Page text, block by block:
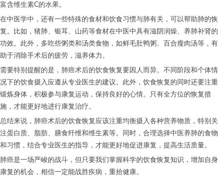
富含维生素C的水果。
在中医学中，还有一些特殊的食材和饮食习惯与肺有关，可以帮助肺的恢
复。比如，猪肺、银耳、山药等食材在中医中具有滋阴润燥、养肺补肾的
功效。此外，多吃些粥类和汤类食物，如鲜毛肚鸭粥、百合瘦肉汤等，有
助于消除手术后的疲劳，滋养体力。
需要特别提醒的是，肺癌术后的饮食恢复要因人而异。不同阶段和个体情
况下的饮食摄入应遵从专业医生的建议。此外，饮食恢复的同时还要注重
锻炼身体，积极参与康复运动，保持良好的心情。只有全方位的恢复措
施，才能更好地进行康复治疗。
总结来说，肺癌术后的饮食恢复应该注重均衡摄入各种营养物质，特别关
注蛋白质、脂肪、膳食纤维和维生素等。同时，合理选择中医养肺的食物
和习惯，结合专业医生的指导，才能更好地促进康复，提高生活质量。
肺癌是一场严峻的战斗，但只要我们掌握科学的饮食恢复知识，增加自身
康复的机会，相信一定能战胜疾病，重拾健康。